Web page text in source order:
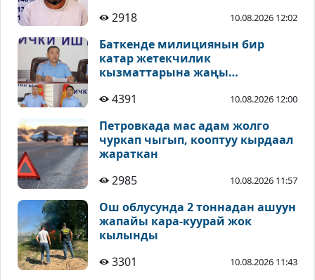
2918
10.08.2026 12:02
Баткенде милициянын бир
катар жетекчилик
кызматтарына жаңы
4391
10.08.2026 12:00
Петровкада мас адам жолго
чуркап чыгып, кооптуу кырдаал
жараткан
2985
10.08.2026 11:57
Ош облусунда 2 тоннадан ашуун
жапайы кара-куурай жок
кылынды
3301
10.08.2026 11:43